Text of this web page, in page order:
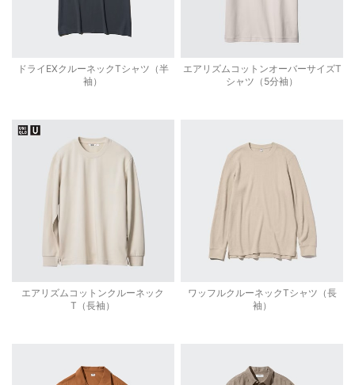
ドライEXクルーネックTシャツ（半
袖）
エアリズムコットンオーバーサイズT
シャツ（5分袖）
エアリズムコットンクルーネック
T（長袖）
ワッフルクルーネックTシャツ（長
袖）